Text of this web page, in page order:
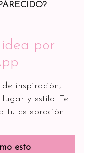
por
de inspiración,
lugar y estilo. Te
tu celebración.
esto